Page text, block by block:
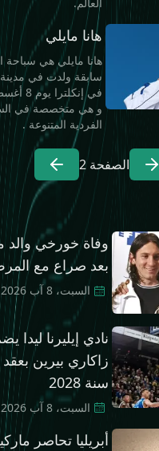
هانا مايلي
هانا مايلي هي سباحة
سابقة ولدت في
و هي متخصصة في
الفردية المتنوعة .
الصفحة2
وفاة خورخي
بعد صراع مع
السبت، 8 آب 2026
نادي إيليرنا ليدا
زاكاري بيرين
سنة 2028
السبت، 8 آب 2026
أبريليا تحاصر